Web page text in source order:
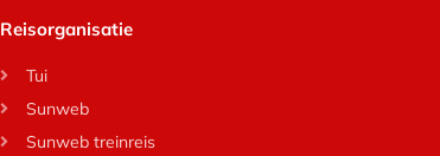
Reisorganisatie
Tui
Sunweb
Sunweb treinreis